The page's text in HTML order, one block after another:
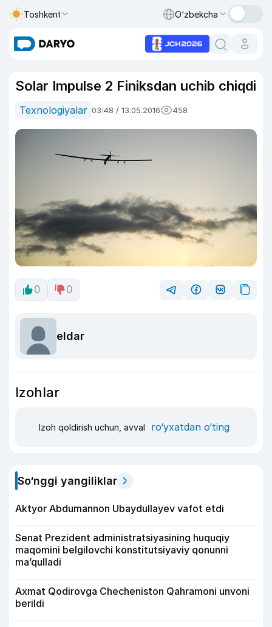
Toshkent O‘zbekcha
Solar Impulse 2 Finiksdan uchib chiqdi
Texnologiyalar 03:48 / 13.05.2016 458
0 0
eldar
Izohlar
Izoh qoldirish uchun, avval ro‘yxatdan o‘ting
So‘nggi yangiliklar
Aktyor Abdu­mannon Ubaydullayev vafot etdi
Senat Prezident administratsiyasining huquqiy
maqomini belgilovchi konstitutsiyaviy qonunni
ma’qulladi
Axmat Qodirovga Checheniston Qahramoni unvoni
berildi